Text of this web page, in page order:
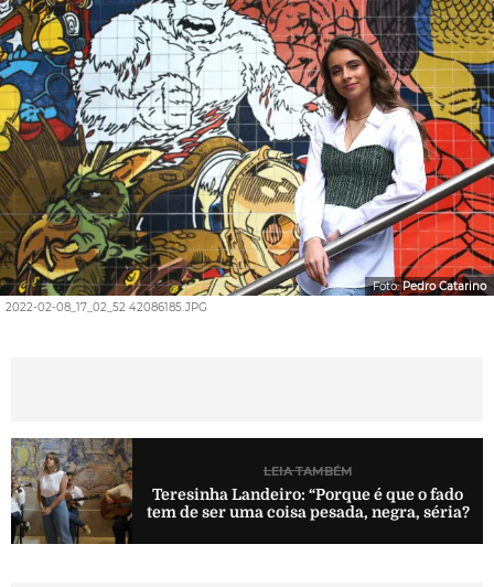
2022-02-08_17_02_52 42086185.JPG
Foto:Pedro Catarino
LEIA TAMBÉM
Teresinha Landeiro: “Porque é que o fado
tem de ser uma coisa pesada, negra, séria?